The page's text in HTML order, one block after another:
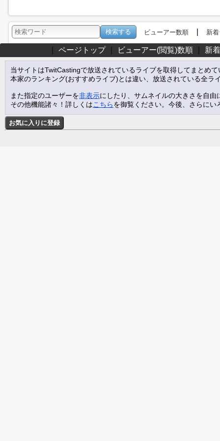
ビューアー数順| 新
ページトップ｜ ビューアー(閲覧)数順｜ 新
当サイトはTwitCastingで放送されているライブを取得してまとめ
本家のランキング(おすすめライブ)とは違い、放送されている全ラ
また指定のユーザーを非表示にしたり、サムネイルの大きさを自
その他機能諸々！詳しくはこちらを御覧ください。今後、さらに